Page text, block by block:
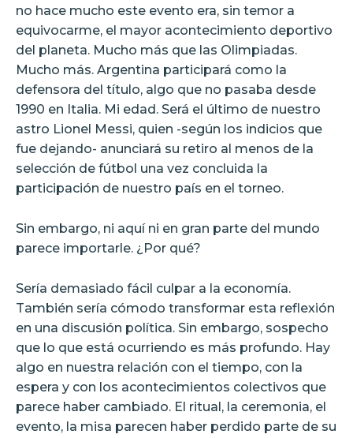
no hace mucho este evento era, sin temor a
equivocarme, el mayor acontecimiento deportivo
del planeta. Mucho más que las Olimpiadas.
Mucho más. Argentina participará como la
defensora del título, algo que no pasaba desde
1990 en Italia. Mi edad. Será el último de nuestro
astro Lionel Messi, quien -según los indicios que
fue dejando- anunciará su retiro al menos de la
selección de fútbol una vez concluida la
participación de nuestro país en el torneo.
Sin embargo, ni aquí ni en gran parte del mundo
parece importarle. ¿Por qué?
Sería demasiado fácil culpar a la economía.
También sería cómodo transformar esta reflexión
en una discusión política. Sin embargo, sospecho
que lo que está ocurriendo es más profundo. Hay
algo en nuestra relación con el tiempo, con la
espera y con los acontecimientos colectivos que
parece haber cambiado. El ritual, la ceremonia, el
evento, la misa parecen haber perdido parte de su